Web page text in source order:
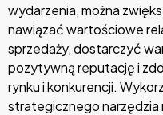
wydarzenia, można
nawiązać wartościowe
sprzedaży, dostarczyć
pozytywną reputację i
rynku i konkurencji.
strategicznego